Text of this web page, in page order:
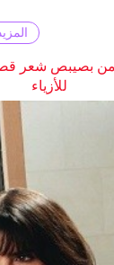
بصيبص شعر
للأزياء